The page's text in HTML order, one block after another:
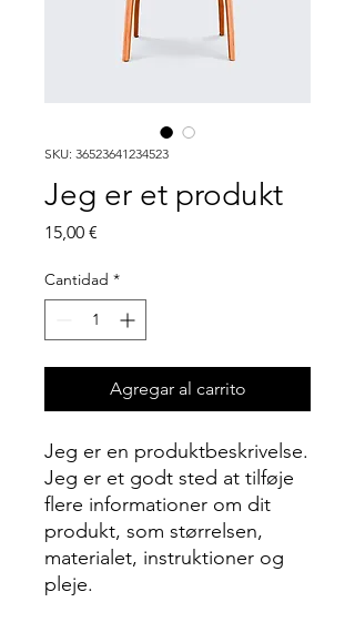
SKU: 36523641234523
Jeg er et produkt
15,00 €
Cantidad *
Agregar al carrito
Jeg er en produktbeskrivelse.
Jeg er et godt sted at tilføje
flere informationer om dit
produkt, som størrelsen,
materialet, instruktioner og
pleje.